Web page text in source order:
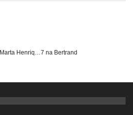
Marta Henriq…7 na Bertrand